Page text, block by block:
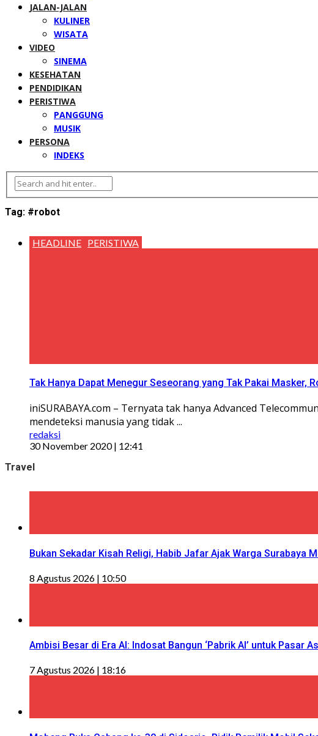
JALAN-JALAN
KULINER
WISATA
VIDEO
SINEMA
KESEHATAN
PENDIDIKAN
PERISTIWA
PANGGUNG
MUSIK
PERSONA
INDEKS
Tag: #robot
HEADLINE PERISTIWA
Tak Hanya Dapat Menegur Seseorang yang Tak Pakai Masker,
iniSURABAYA.com – Ternyata tak hanya Advanced
mendeteksi manusia yang tidak ...
redaksi
30 November 2020 | 12:41
Travel
Bukan Sekadar Kisah Religi, Habib Jafar Ajak Warga Surabaya
8 Agustus 2026 | 10:50
Ambisi Besar di Era AI: Indosat Bangun ‘Pabrik AI’ untuk Pasar
7 Agustus 2026 | 18:16